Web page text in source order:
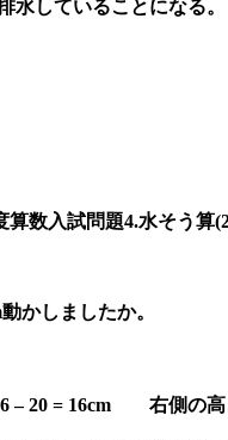
していることになる。
算数入試問題4.水そう算
かしましたか。
– 20 = 16cm 右側の